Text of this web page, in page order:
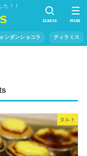
た！！
ンダンショコラ ティラミス
SEARCH MENU
タルト